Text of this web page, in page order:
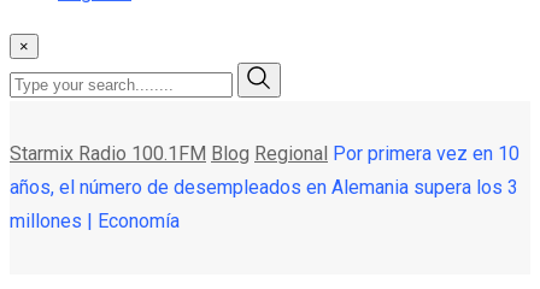
×
Starmix Radio 100.1FM Blog Regional Por primera vez en 10
años, el número de desempleados en Alemania supera los 3
millones | Economía